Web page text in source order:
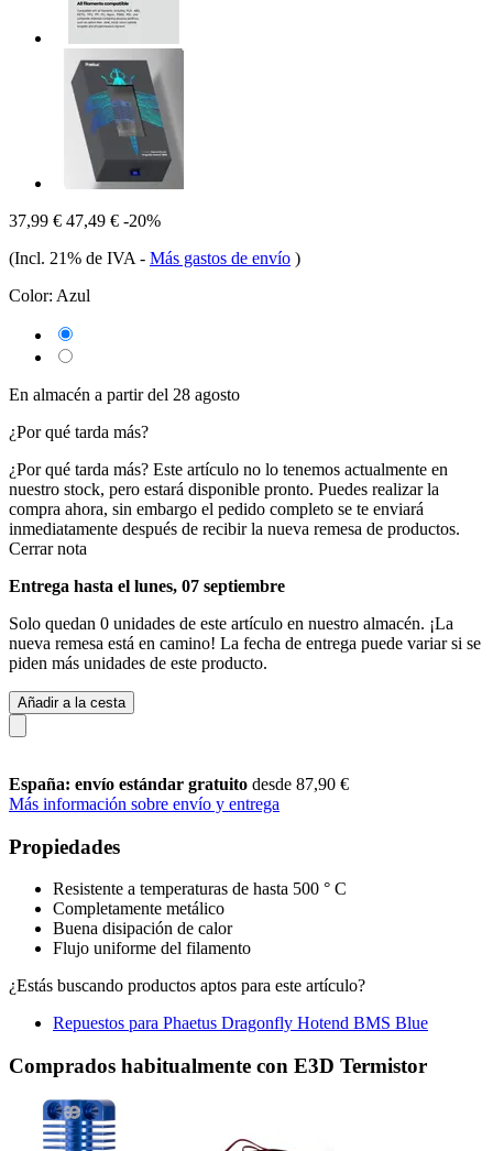
37,99 € 47,49 € -20%
(Incl. 21% de IVA - Más gastos de envío )
Color: Azul
En almacén a partir del 28 agosto
¿Por qué tarda más?
¿Por qué tarda más? Este artículo no lo tenemos actualmente en
nuestro stock, pero estará disponible pronto. Puedes realizar la
compra ahora, sin embargo el pedido completo se te enviará
inmediatamente después de recibir la nueva remesa de productos.
Cerrar nota
Entrega hasta el lunes, 07 septiembre
Solo quedan 0 unidades de este artículo en nuestro almacén. ¡La
nueva remesa está en camino! La fecha de entrega puede variar si se
piden más unidades de este producto.
Añadir a la cesta
España: envío estándar gratuito desde 87,90 €
Más información sobre envío y entrega
Propiedades
Resistente a temperaturas de hasta 500 ° C
Completamente metálico
Buena disipación de calor
Flujo uniforme del filamento
¿Estás buscando productos aptos para este artículo?
Repuestos para Phaetus Dragonfly Hotend BMS Blue
Comprados habitualmente con E3D Termistor